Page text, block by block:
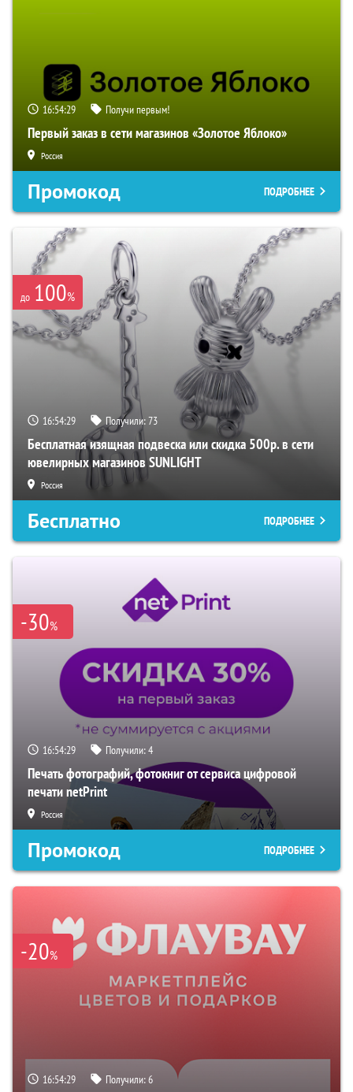
16:54:28 Получи первым!
Первый заказ в сети магазинов «Золотое Яблоко»
Россия
Промокод ПОДРОБНЕЕ
до 100%
16:54:28 Получили:73
Бесплатная изящная подвеска или скидка 500р. в сети
ювелирных магазинов SUNLIGHT
Россия
Бесплатно ПОДРОБНЕЕ
-30%
16:54:28 Получили:4
Печать фотографий, фотокниг от сервиса цифровой
печати netPrint
Россия
Промокод ПОДРОБНЕЕ
-20%
16:54:28 Получили:6